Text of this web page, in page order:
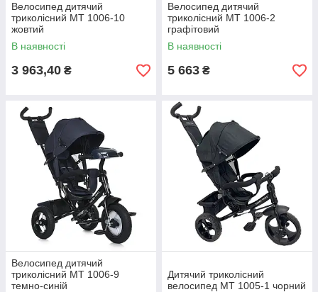
Велосипед дитячий
триколісний MT 1006-10
жовтий
В наявності
3 963,40 ₴
Велосипед дитячий
триколісний MT 1006-2
графітовий
В наявності
5 663 ₴
Велосипед дитячий
триколісний MT 1006-9
темно-синій
Дитячий триколісний
велосипед MT 1005-1 чорний